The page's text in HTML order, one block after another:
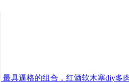
最具逼格的组合，红酒软木塞diy多